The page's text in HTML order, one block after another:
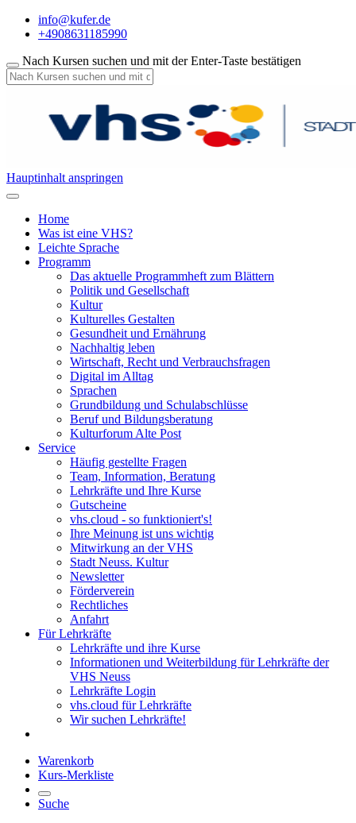
info@kufer.de
+4908631185990
Nach Kursen suchen und mit der Enter-Taste bestätigen
Hauptinhalt anspringen
Home
Was ist eine VHS?
Leichte Sprache
Programm
Das aktuelle Programmheft zum Blättern
Politik und Gesellschaft
Kultur
Kulturelles Gestalten
Gesundheit und Ernährung
Nachhaltig leben
Wirtschaft, Recht und Verbrauchsfragen
Digital im Alltag
Sprachen
Grundbildung und Schulabschlüsse
Beruf und Bildungsberatung
Kulturforum Alte Post
Service
Häufig gestellte Fragen
Team, Information, Beratung
Lehrkräfte und Ihre Kurse
Gutscheine
vhs.cloud - so funktioniert's!
Ihre Meinung ist uns wichtig
Mitwirkung an der VHS
Stadt Neuss. Kultur
Newsletter
Förderverein
Rechtliches
Anfahrt
Für Lehrkräfte
Lehrkräfte und ihre Kurse
Informationen und Weiterbildung für Lehrkräfte der
VHS Neuss
Lehrkräfte Login
vhs.cloud für Lehrkräfte
Wir suchen Lehrkräfte!
Warenkorb
Kurs-Merkliste
Suche